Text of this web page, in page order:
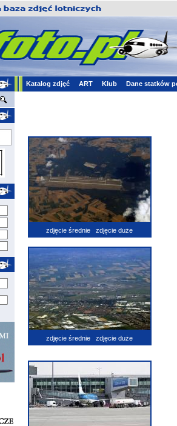
Katalog zdjęć ART Klub Dane statków
zdjęcie średnie zdjęcie duże
zdjęcie średnie zdjęcie duże